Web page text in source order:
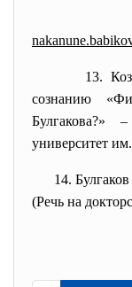
13.
сознанию
Булгакова?»
университет
14.
(Речь на